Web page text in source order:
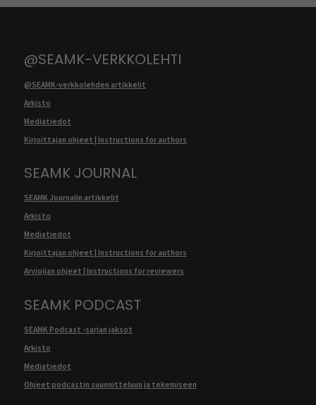
@SEAMK-VERKKOLEHTI
@SEAMK-verkkolehden artikkelit
Arkisto
Mediatiedot
Kirjoittajan ohjeet | Instructions for authors
SEAMK JOURNAL
SEAMK Journalin artikkelit
Arkisto
Mediatiedot
Kirjoittajan ohjeet | Instructions for authors
Arvioijan ohjeet | Instructions for reviewers
SEAMK PODCAST
SEAMK Podcast -sarjan jaksot
Arkisto
Mediatiedot
Ohjeet podcastin suunnitteluun ja tekemiseen